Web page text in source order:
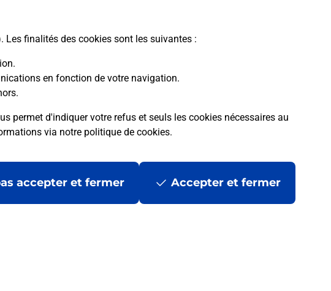
finalités des cookies sont les suivantes :
en fonction de votre navigation.
permet d'indiquer votre refus et seuls les cookies nécessaires au
via notre politique de cookies.
accepter et fermer Accepter et fermer
aux lettres ?